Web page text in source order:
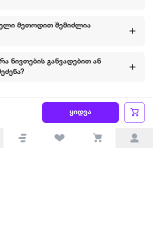
ყიდვა
მეთოდით შემიძლია
ნივთების განვადებით ან